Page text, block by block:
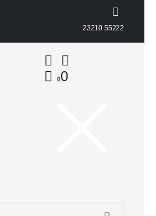
23210 55222
00